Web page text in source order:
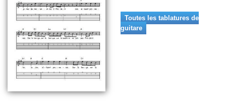
Toutes les tablatures de
guitare